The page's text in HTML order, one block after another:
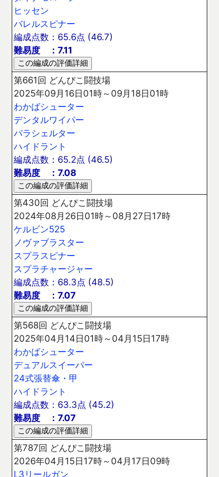
ヒッセン
バレルスピナー
編成点数：65.6点 (46.7)
難易度 ：7.11
第661回 どんぴこ闘技場
2025年09月16日01時～09月18日01時
わかばシューター
デンタルワイパー
パラシェルター
ハイドラント
編成点数：65.2点 (46.5)
難易度 ：7.08
第430回 どんぴこ闘技場
2024年08月26日01時～08月27日17時
ケルビン525
ノヴァブラスター
スプラスピナー
スプラチャージャー
編成点数：68.3点 (48.5)
難易度 ：7.07
第568回 どんぴこ闘技場
2025年04月14日01時～04月15日17時
わかばシューター
デュアルスイーパー
24式張替傘・甲
ハイドラント
編成点数：63.3点 (45.2)
難易度 ：7.07
第787回 どんぴこ闘技場
2026年04月15日17時～04月17日09時
L3リールガン